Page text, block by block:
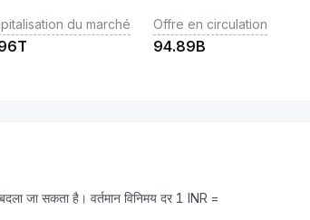
du marché Offre en circulation
94.89B
जा सकता है। वर्तमान विनिमय दर 1 INR =